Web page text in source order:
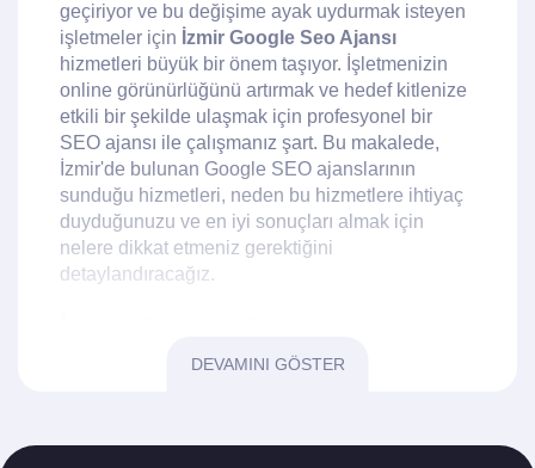
geçiriyor ve bu değişime ayak uydurmak isteyen
işletmeler için İzmir Google Seo Ajansı
hizmetleri büyük bir önem taşıyor. İşletmenizin
online görünürlüğünü artırmak ve hedef kitlenize
etkili bir şekilde ulaşmak için profesyonel bir
SEO ajansı ile çalışmanız şart. Bu makalede,
İzmir'de bulunan Google SEO ajanslarının
sunduğu hizmetleri, neden bu hizmetlere ihtiyaç
duyduğunuzu ve en iyi sonuçları almak için
nelere dikkat etmeniz gerektiğini
detaylandıracağız.
çıkabilmesi için gerekli olan optimizasyon
DEVAMINI GÖSTER